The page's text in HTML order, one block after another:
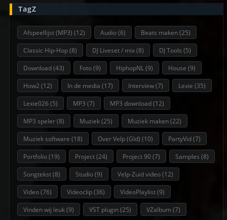
TagZ
Afspeellijst (MP3) (12) Audio(6) Beats maken(25)
Classic Hip-Hop(8) DJ Liveset / mix(8) DJ Tools (5)
Download(43) Foto(9) HiphopNL(9) House (9)
How2 (12) In de media (17) Interview(7) Lexie (35)
Lexie026 (5) MP3 (7) MP3 download(12)
MP3 speler(8) Muziek(25) Muziek maken(22)
Muziek software (18) Over Velp (Gld) (10) PartyVid(7)
Portfolio(19) Project(24) Project 90(7) Samples (8)
Songtekst(8) Studio(9) Velp-Zuid video(12)
Video(76) Videoclip(36) VideoPlaylist(9)
Vinden wij leuk(9) VST plugin(25) VZalbum (7)